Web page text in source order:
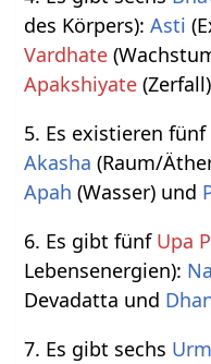
des Körpers):Asti
Vardhate
Apakshiyate
5. Es existieren
Akasha (Raum/
Apah (Wasser) und
6. Es gibt fünf Upa
Lebensenergien):
Devadatta und
7. Es gibt sechs